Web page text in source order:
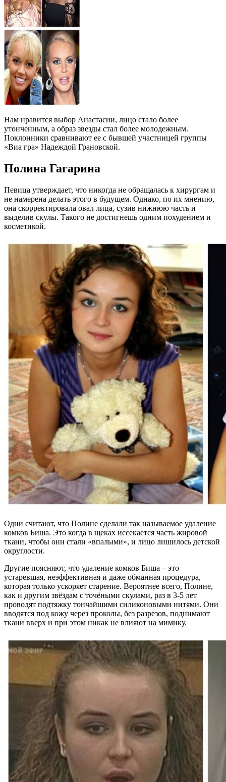
Нам нравится выбор Анастасии, лицо стало более
утонченным, а образ звезды стал более молодежным.
Поклонники сравнивают ее с бывшей участницей группы
«Виа гра» Надеждой Грановской.
Полина Гагарина
Певица утверждает, что никогда не обращалась к хирургам и
не намерена делать этого в будущем. Однако, по их мнению,
она скорректировала овал лица, сузив нижнюю часть и
выделив скулы. Такого не достигнешь одним похудением и
косметикой.
Одни считают, что Полине сделали так называемое удаление
комков Биша. Это когда в щеках иссекается часть жировой
ткани, чтобы они стали «впалыми», и лицо лишилось детской
округлости.
Другие поясняют, что удаление комков Биша – это
устаревшая, неэффективная и даже обманная процедура,
которая только ускоряет старение. Вероятнее всего, Полине,
как и другим звёздам с точёными скулами, раз в 3-5 лет
проводят подтяжку тончайшими силиконовыми нитями. Они
вводятся под кожу через проколы, без разрезов, поднимают
ткани вверх и при этом никак не влияют на мимику.